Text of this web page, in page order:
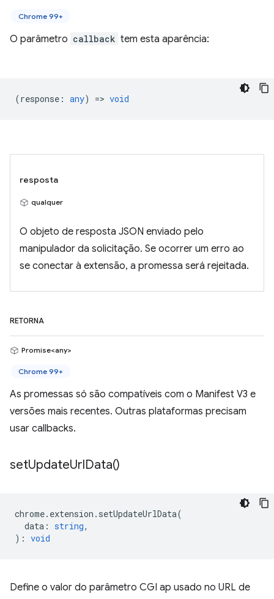
Chrome 99+
O parâmetro callback tem esta aparência:
(response : any) => void
resposta
qualquer
O objeto de resposta JSON enviado pelo
manipulador da solicitação. Se ocorrer um erro ao
se conectar à extensão, a promessa será rejeitada.
RETORNA
Promise<any>
Chrome 99+
As promessas só são compatíveis com o Manifest V3 e
versões mais recentes. Outras plataformas precisam
usar callbacks.
setUpdateUrlData()
chrome. extension . setUpdateUrlData(
data : string,
) : void
Define o valor do parâmetro CGI ap usado no URL de